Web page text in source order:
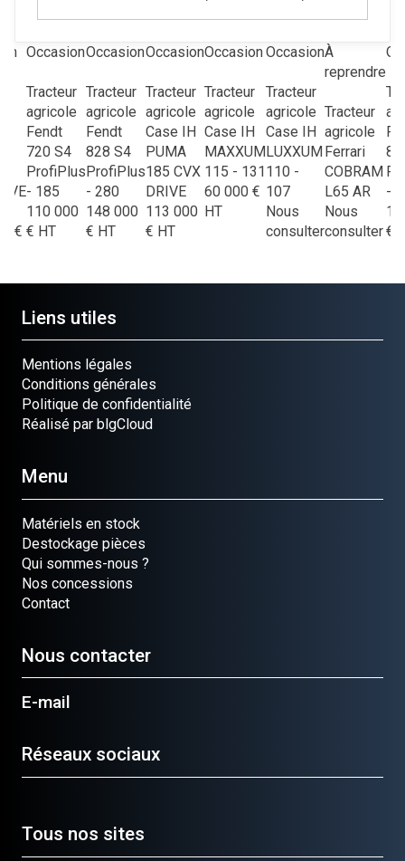
€
Occasion
Tracteur
agricole
Fendt
720 S4
ProfiPlus
- 185
110 000
€ HT
Occasion
Tracteur
agricole
Fendt
828 S4
ProfiPlus
- 280
148 000
€ HT
Occasion
Tracteur
agricole
Case IH
PUMA
185 CVX
DRIVE
113 000
€ HT
Occasion
Tracteur
agricole
Case IH
MAXXUM
115 - 131
60 000 €
HT
Occasion
Tracteur
agricole
Case IH
LUXXUM
110 -
107
Nous
consulter
À
reprendre
Tracteur
agricole
Ferrari
COBRAM
L65 AR
Nous
consulter
-
€
Liens utiles
Mentions légales
Conditions générales
Politique de confidentialité
Réalisé par blgCloud
Menu
Matériels en stock
Destockage pièces
Qui sommes-nous ?
Nos concessions
Contact
Nous contacter
E-mail
Réseaux sociaux
Tous nos sites